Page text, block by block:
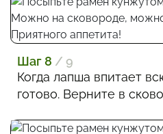
Шаг 8 / 9
Когда лапша впитает
готово. Верните в